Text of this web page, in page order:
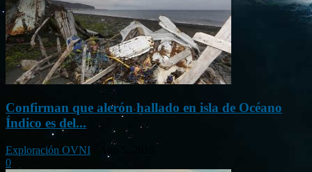
Confirman que alerón hallado en isla de Océano
Índico es del...
Exploración OVNI
0